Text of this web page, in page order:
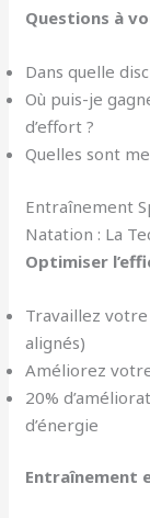
Questions à
Dans quelle
Où puis-je
d’effort ?
Quelles sont
Entraînement
Natation : La
Optimiser
Travaillez
alignés)
Améliorez
20%
d’énergie
Entraînement